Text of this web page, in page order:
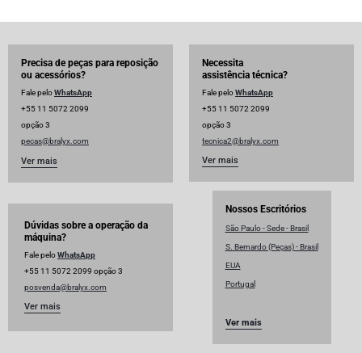
Precisa de peças para reposição
ou acessórios?
Fale peloWhatsApp
+55 11 5072 2099
opção 3
pecas@bralyx.com
Ver mais
Necessita
assistência técnica?
Fale peloWhatsApp
+55 11 5072 2099
opção 3
tecnica2@bralyx.com
Ver mais
Dúvidas sobre a operação da
máquina?
Fale peloWhatsApp
+55 11 5072 2099 opção 3
posvenda@bralyx.com
Ver mais
Nossos Escritórios
São Paulo - Sede - Brasil
S. Bernardo (Peças) - Brasil
EUA
Portugal
Ver mais